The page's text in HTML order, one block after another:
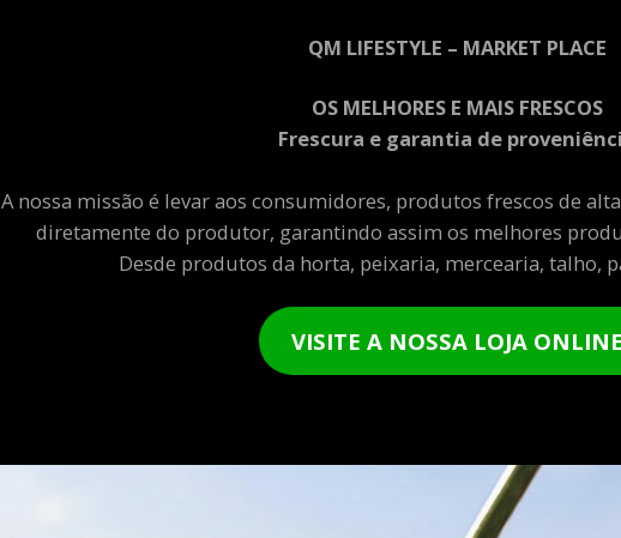
QM LIFESTYLE – MARKET PLACE
OS MELHORES E MAIS FRESCOS
Frescura e garantia de
A nossa missão é levar aos consumidores, produtos frescos de
diretamente do produtor, garantindo assim os melhores
Desde produtos da horta, peixaria, mercearia, talho,
VISITE A NOSSA LOJA ONLINE